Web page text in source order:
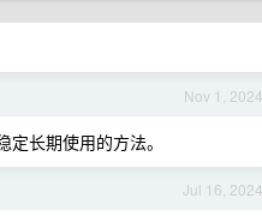
Nov 1, 2024
长期使用的方法。
Jul 16, 2024